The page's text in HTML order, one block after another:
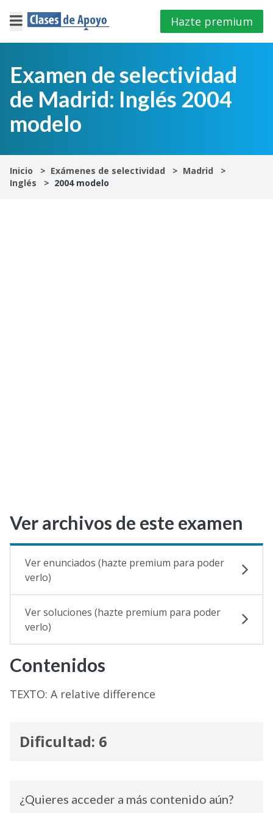
×
Iniciar
sesión
E.S.O
Hazte premium
Examen de selectividad
de Madrid: Inglés 2004
modelo
Inicio Exámenes de selectividad
Madrid
Inglés
2004 modelo
Ver archivos de este examen
Ver enunciados (hazte premium para poder
verlo)
Ver soluciones (hazte premium para poder
verlo)
Contenidos
TEXTO: A relative difference
Dificultad: 6
¿Quieres acceder a más contenido aún?